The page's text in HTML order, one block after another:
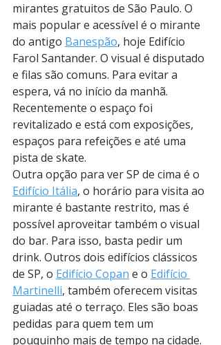
mirantes gratuitos de São Paulo. O
mais popular e acessível é o mirante
do antigo Banespão, hoje Edifício
Farol Santander. O visual é disputado
e filas são comuns. Para evitar a
espera, vá no início da manhã.
Recentemente o espaço foi
revitalizado e está com exposições,
espaços para refeições e até uma
pista de skate.
Outra opção para ver SP de cima é o
Edifício Itália, o horário para visita ao
mirante é bastante restrito, mas é
possível aproveitar também o visual
do bar. Para isso, basta pedir um
drink. Outros dois edifícios clássicos
de SP, o Edifício Copan e o Edifício
Martinelli, também oferecem visitas
guiadas até o terraço. Eles são boas
pedidas para quem tem um
pouquinho mais de tempo na cidade.